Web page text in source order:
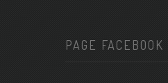
PAGE FACEBOOK